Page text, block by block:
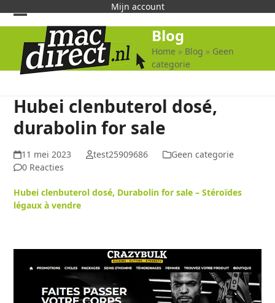
Mijn account
Open
mobile
menu
Close
mobile
menu
Blog
Home » Blog » Geen
categorie
Hubei clenbuterol dosé,
durabolin for sale
11 mei 2023 test25909686
Geen categorie
0 Reacties
Hubei clenbuterol dosé, Durabolin for sale – Stéroïdes
légaux à vendre